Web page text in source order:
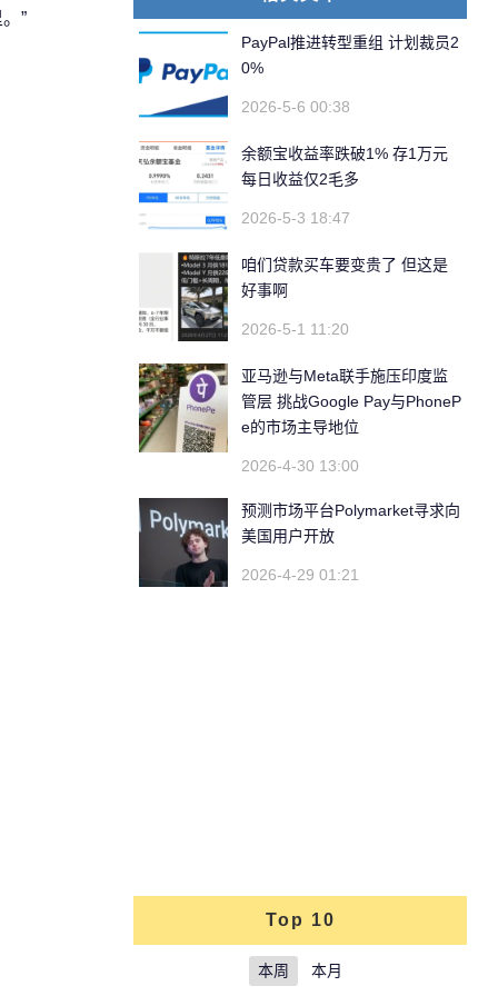
”
PayPal推进转型重组 计划裁员2
0%
2026-5-6 00:38
余额宝收益率跌破1% 存1万元
每日收益仅2毛多
2026-5-3 18:47
咱们贷款买车要变贵了 但这是
好事啊
2026-5-1 11:20
亚马逊与Meta联手施压印度监
管层 挑战Google Pay与PhoneP
e的市场主导地位
2026-4-30 13:00
预测市场平台Polymarket寻求向
美国用户开放
2026-4-29 01:21
Top 10
本周 本月